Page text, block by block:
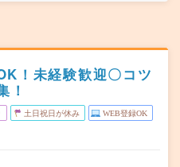
！未経験歓迎〇コツ
！
土日祝日が休み WEB登録OK